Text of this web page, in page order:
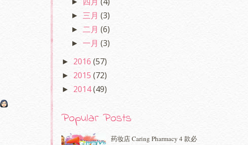
►
► 三月(3)
► 二月(6)
►一月(3)
► 2016 (57)
► 2015 (72)
► 2014(49)
Popular Posts
药妆店 Caring Pharmacy 4 款必